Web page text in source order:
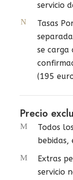
servicio
Tasas
se carga
(195
Precio
Todos
bebidas,
Extras
servicio